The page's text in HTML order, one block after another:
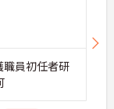
員初任者研